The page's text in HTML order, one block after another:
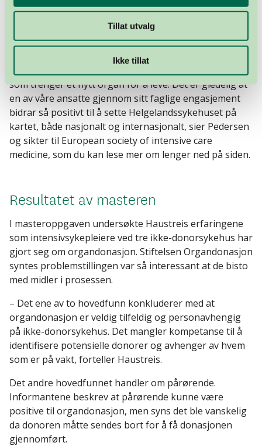
Tillat utvalg
Ikke tillat
et viktig område Anna Haustreis har satt fokus på.
– Vi vet at vi i Norge i dag mangler donorer, og når det
er sånn at vi gjennom å bli et godkjent donorsykehus
kan bidra til at flere stiller seg positive til å være
donorer, så vil det kunne hjelpe mange mennesker
som trenger et nytt organ for å leve. Det er gledelig at
en av våre ansatte gjennom sitt faglige engasjement
bidrar så positivt til å sette Helgelandssykehuset på
kartet, både nasjonalt og internasjonalt, sier Pedersen
og sikter til European society of intensive care
medicine, som du kan lese mer om lenger ned på siden.
Resultatet av masteren
I masteroppgaven undersøkte Haustreis erfaringene
som intensivsykepleiere ved tre ikke-donorsykehus har
gjort seg om organdonasjon. Stiftelsen Organdonasjon
syntes problemstillingen var så interessant at de bisto
med midler i prosessen.
– Det ene av to hovedfunn konkluderer med at
organdonasjon er veldig tilfeldig og personavhengig
på ikke-donorsykehus. Det mangler kompetanse til å
identifisere potensielle donorer og avhenger av hvem
som er på vakt, forteller Haustreis.
Det andre hovedfunnet handler om pårørende.
Informantene beskrev at pårørende kunne være
positive til organdonasjon, men syns det ble vanskelig
da donoren måtte sendes bort for å få donasjonen
gjennomført.